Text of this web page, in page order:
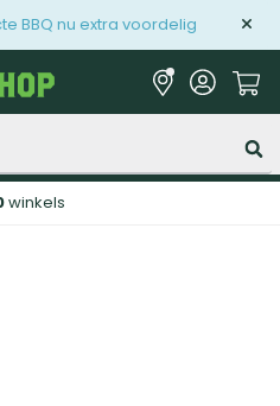
BBQ nu extra voordelig
winkels